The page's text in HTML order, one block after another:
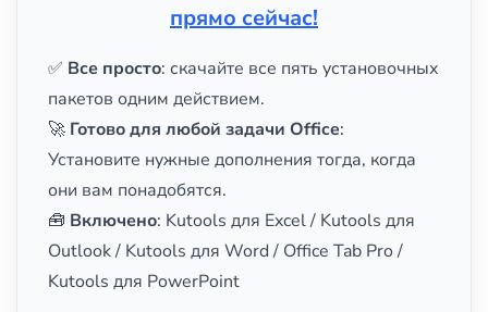
прямо сейчас!
✅ Все просто: скачайте все пять установочных
пакетов одним действием.
🚀 Готово для любой задачи Office:
Установите нужные дополнения тогда, когда
они вам понадобятся.
🧰 Включено: Kutools для Excel / Kutools для
Outlook / Kutools для Word / Office Tab Pro /
Kutools для PowerPoint